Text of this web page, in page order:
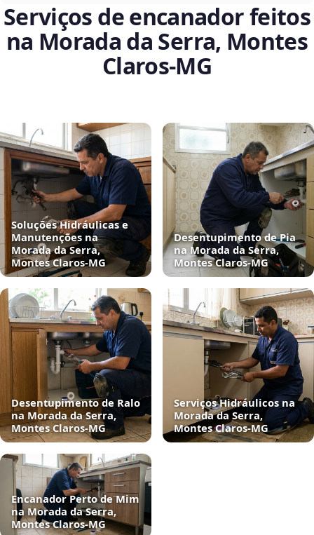
Serviços de encanador feitos
na Morada da Serra, Montes
Claros‑MG
Soluções Hidráulicas e
Manutenções na
Morada da Serra,
Montes Claros‑MG
Desentupimento de Pia
na Morada da Serra,
Montes Claros‑MG
Desentupimento de Ralo
na Morada da Serra,
Montes Claros‑MG
Serviços Hidráulicos na
Morada da Serra,
Montes Claros‑MG
Encanador Perto de Mim
na Morada da Serra,
Montes Claros‑MG